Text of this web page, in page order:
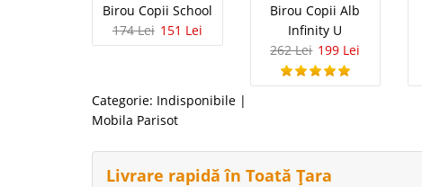
Birou Copii School
174 Lei 151 Lei
Birou Copii Alb
Infinity U
262 Lei 199 Lei
Categorie: Indisponibile |
Mobila Parisot
Livrare rapidă în Toată Țara